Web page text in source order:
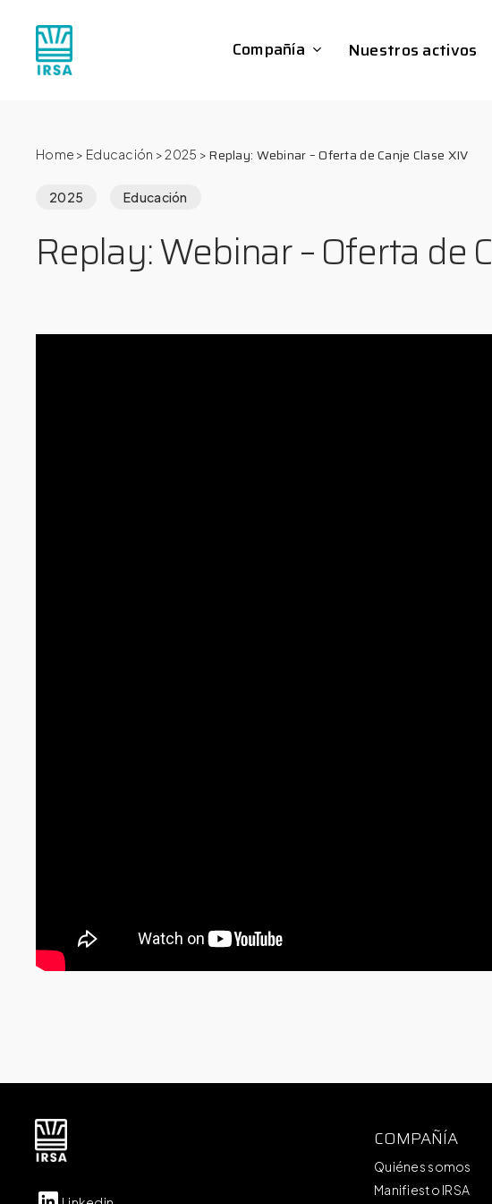
content
Compañía Nuestros activos
Home > Educación >2025 > Replay: Webinar – Oferta de Canje Clase XIV
2025 Educación
Replay: Webinar – Oferta de
COMPAÑÍA
Quiénes somos
Manifiesto IRSA